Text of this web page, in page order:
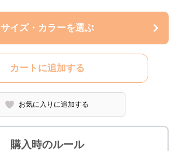
サイズ・カラーを選ぶ
カートに追加する
お気に入りに追加する
購入時のルール